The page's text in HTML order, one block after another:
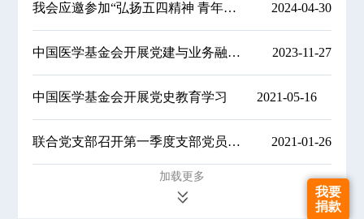
我会应邀参加“弘扬五四精神 青年应当作为”主题党日活动 2024-04-30
中国医学基金会开展党建与业务融合学习研讨会 2023-11-27
中国医学基金会开展党史教育学习 2021-05-16
联合党支部召开第一季度支部党员大会 2021-01-26
加载更多
我要
捐款